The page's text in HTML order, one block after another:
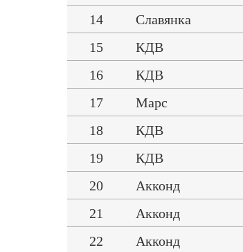
14
Славянка
15
КДВ
16
КДВ
17
Марс
18
КДВ
19
КДВ
20
Акконд
21
Акконд
22
Акконд